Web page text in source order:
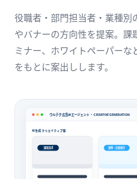
役職者・部門担当者・業種別
やバナーの方向性を提案。課
ミナー、ホワイトペーパー
をもとに案出しします。
ウルテク 広告AIエージェント ・ CREATIVE GENERATION
AI生成 クリエイティブ案
課題訴求 事例・比較検討